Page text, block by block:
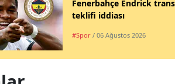
Fenerbahçe Endrick
teklifi iddiası
#Spor / 06 Ağustos 2026